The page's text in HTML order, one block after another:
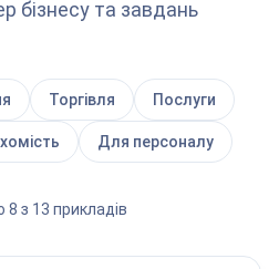
бізнесу та завдань
Торгівля Послуги
Для персоналу
8 з 13 прикладів